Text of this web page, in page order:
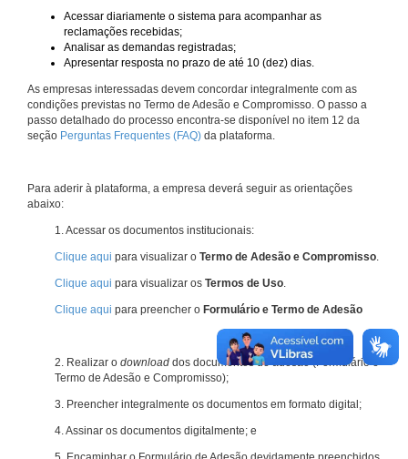
Acessar diariamente o sistema para acompanhar as
reclamações recebidas;
Analisar as demandas registradas;
Apresentar resposta no prazo de até 10 (dez) dias.
As empresas interessadas devem concordar integralmente com as
condições previstas no Termo de Adesão e Compromisso. O passo a
passo detalhado do processo encontra-se disponível no item 12 da
seção Perguntas Frequentes (FAQ) da plataforma.
Para aderir à plataforma, a empresa deverá seguir as orientações
abaixo:
1. Acessar os documentos institucionais:
Clique aqui para visualizar o Termo de Adesão e Compromisso.
Clique aqui para visualizar os Termos de Uso.
Clique aqui para preencher o Formulário e Termo de Adesão
2. Realizar o download dos documentos de adesão (Formulário e
Termo de Adesão e Compromisso);
3. Preencher integralmente os documentos em formato digital;
4. Assinar os documentos digitalmente; e